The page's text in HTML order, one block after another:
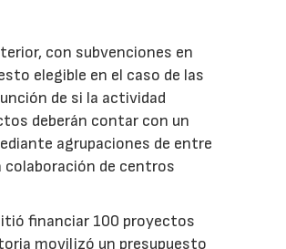
con subvenciones en
elegible en el caso de las
de si la actividad
deberán contar con un
agrupaciones de entre
colaboración de centros
financiar 100 proyectos
movilizó un presupuesto